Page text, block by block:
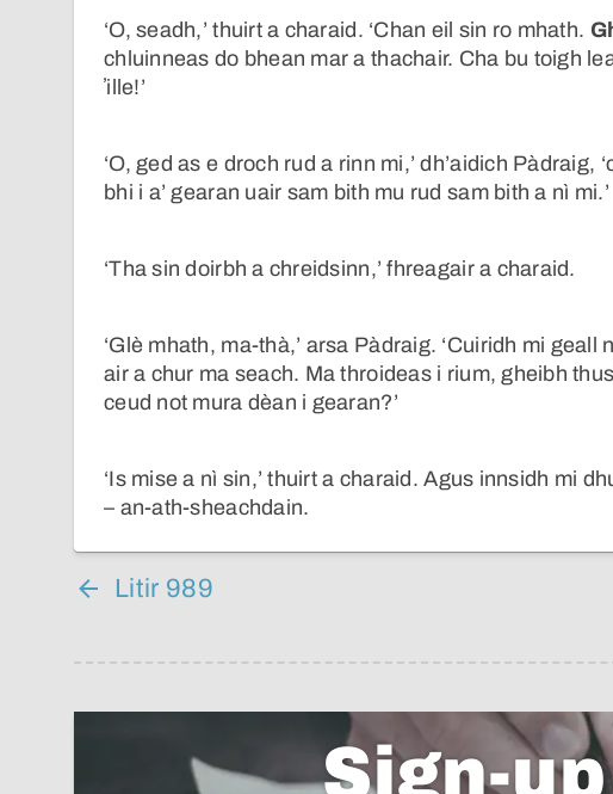
‘O, seadh,’ thuirt a charaid. ‘Chan eil sin ro mhath.
chluinneas do bhean mar a thachair. Cha bu toigh
ʼille!’
‘O, ged as e droch rud a rinn mi,’ dh’aidich Pàdraig,
bhi i a’ gearan uair sam bith mu rud sam bith a nì mi.’
‘Tha sin doirbh a chreidsinn,’ fhreagair a charaid.
‘Glè mhath, ma-thà,’ arsa Pàdraig. ‘Cuiridh mi
air a chur ma seach. Ma throideas i rium, gheibh
ceud not mura dèan i gearan?’
‘Is mise a nì sin,’ thuirt a charaid. Agus innsidh mi
– an-ath-sheachdain.
Litir 989
Sign-